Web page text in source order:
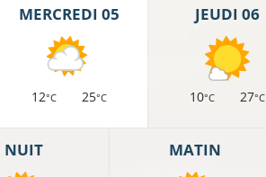
MERCREDI 05
12°C 25°C
JEUDI 06
10°C 27°C
NUIT MATIN